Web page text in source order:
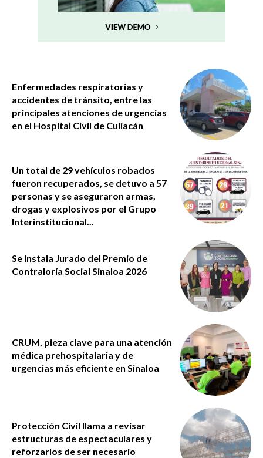
Enfermedades respiratorias y
accidentes de tránsito, entre las
principales atenciones de urgencias
en el Hospital Civil de Culiacán
Un total de 29 vehículos robados
fueron recuperados, se detuvo a 57
personas y se aseguraron armas,
drogas y explosivos por el Grupo
Interinstitucional...
Se instala Jurado del Premio de
Contraloría Social Sinaloa 2026
CRUM, pieza clave para una atención
médica prehospitalaria y de
urgencias más eficiente en Sinaloa
Protección Civil llama a revisar
estructuras de espectaculares y
reforzarlos de ser necesario